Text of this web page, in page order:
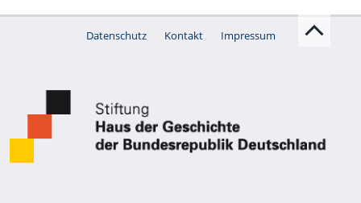
Datenschutz Kontakt Impressum